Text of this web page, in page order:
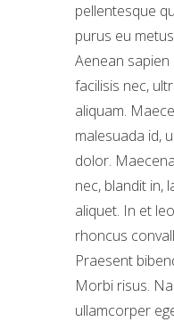
pellentesque
purus eu
Aenean
facilisis nec,
aliquam.
malesuada id,
dolor.
nec, blandit in,
aliquet. In et
rhoncus
Praesent
Morbi risus.
ullamcorper